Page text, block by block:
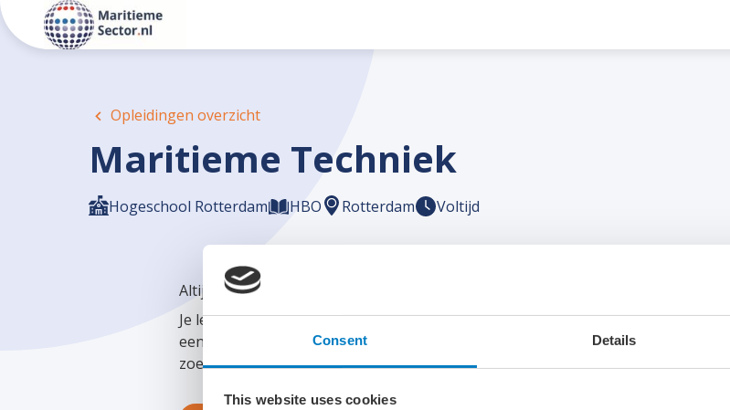
Consent Details
This website uses cookies
Opleidingen overzicht
Maritieme Techniek
Hogeschool Rotterdam HBO Rotterdam Voltijd
Altijd al willen weten hoe je een schip kunt laten drijven? Op de opleiding
Je leert hoe je de grootste en meest complexe schepen en andere drijvende
een duurzame manier. Daarna kun je aan de slag in de Nederlandse
zoek is naar getalenteerde ingenieurs.